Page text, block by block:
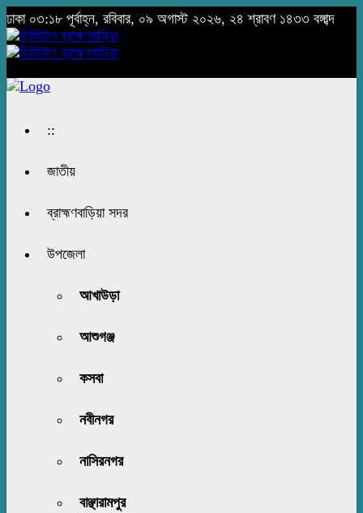
ঢাকা ০৩:১৮ পূর্বাহ্ন, রবিবার, ০৯ অগাস্ট ২০২৬, ২৪ শ্রাবণ ১৪৩৩ বঙ্গাব্দ
::
জাতীয়
ব্রাহ্মণবাড়িয়া সদর
উপজেলা
আখাউড়া
আশুগঞ্জ
কসবা
নবীনগর
নাসিরনগর
বাঞ্ছারামপুর